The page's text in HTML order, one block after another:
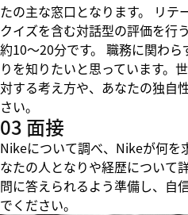
たの主な窓口となります。 リテ
クイズを含む対話型の評価を行
約10～20分です。 職務に関わ
りを知りたいと思っています。
対する考え方や、あなたの独自
さい。
03 面接
Nikeについて調べ、Nikeが何を
なたの人となりや経歴について
問に答えられるよう準備し、自
でください。